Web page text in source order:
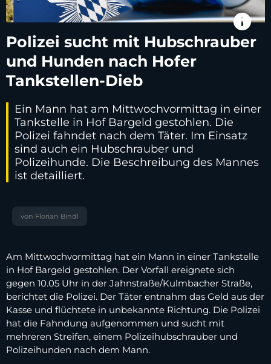
info
Polizei sucht mit Hubschrauber
und Hunden nach Hofer
Tankstellen-Dieb
Ein Mann hat am Mittwochvormittag in einer
Tankstelle in Hof Bargeld gestohlen. Die
Polizei fahndet nach dem Täter. Im Einsatz
sind auch ein Hubschrauber und
Polizeihunde. Die Beschreibung des Mannes
ist detailliert.
von Florian Bindl
Am Mittwochvormittag hat ein Mann in einer Tankstelle
in Hof Bargeld gestohlen. Der Vorfall ereignete sich
gegen 10.05 Uhr in der Jahnstraße/Kulmbacher Straße,
berichtet die Polizei. Der Täter entnahm das Geld aus der
Kasse und flüchtete in unbekannte Richtung. Die Polizei
hat die Fahndung aufgenommen und sucht mit
mehreren Streifen, einem Polizeihubschrauber und
Polizeihunden nach dem Mann.